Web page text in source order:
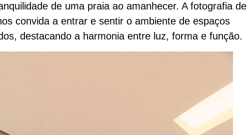
de uma praia ao amanhecer. A fotografia de
convida a entrar e sentir o ambiente de espaços
destacando a harmonia entre luz, forma e função.